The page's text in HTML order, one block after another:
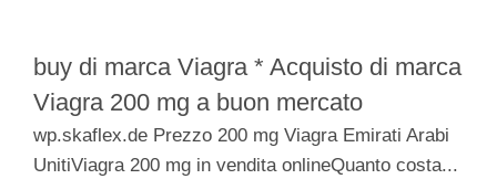
buy di marca Viagra * Acquisto di marca
Viagra 200 mg a buon mercato
wp.skaflex.de Prezzo 200 mg Viagra Emirati Arabi
UnitiViagra 200 mg in vendita onlineQuanto costa...